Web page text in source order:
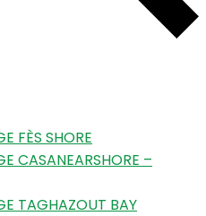
FÈS SHORE
CASANEARSHORE –
TAGHAZOUT BAY